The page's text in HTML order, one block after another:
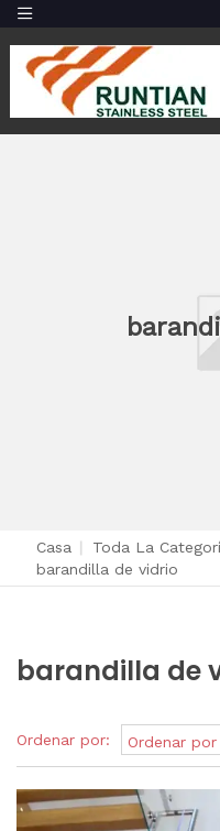
Casa Toda La
barandilla de vidrio
barandilla de
Ordenar por: Ordenar